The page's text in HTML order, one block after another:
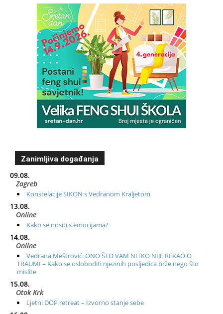
Zanimljiva događanja
09.08.
Zagreb
Konstelacije SIKON s Vedranom Kraljetom
13.08.
Online
Kako se nositi s emocijama?
14.08.
Online
Vedrana Meštrović: ONO ŠTO VAM NITKO NIJE REKAO O
TRAUMI – Kako se osloboditi njezinih posljedica brže nego što
mislite
15.08.
Otok Krk
Ljetni DOP retreat – Izvorno stanje sebe